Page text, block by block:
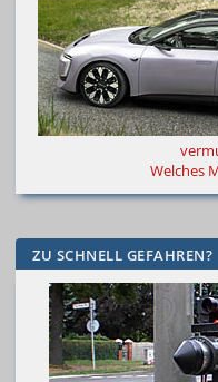
Welches
ZU SCHNELL GEFAHREN?